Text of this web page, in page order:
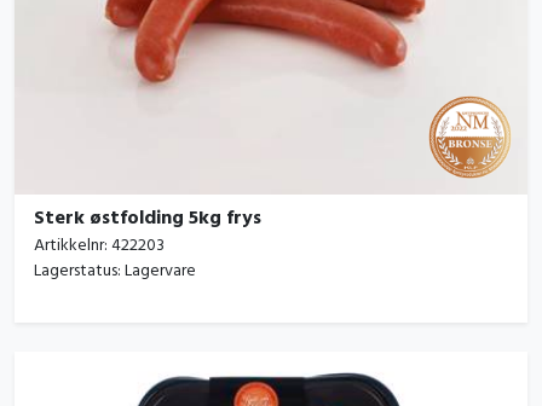
Sterk østfolding 5kg frys
Artikkelnr:422203
Lagerstatus:Lagervare